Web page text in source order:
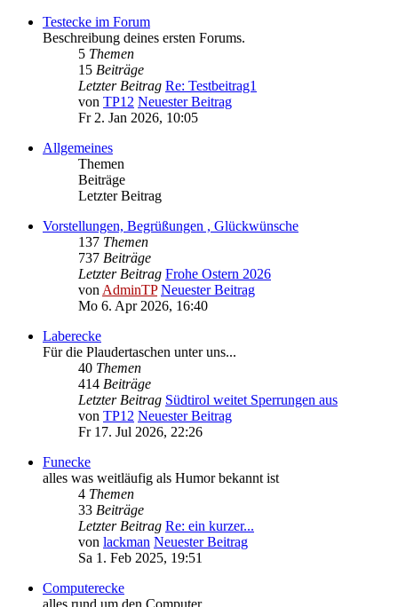
Testecke im Forum
Beschreibung deines ersten Forums.
5 Themen
15 Beiträge
Letzter Beitrag Re: Testbeitrag1
von TP12 Neuester Beitrag
Fr 2. Jan 2026, 10:05
Allgemeines
Themen
Beiträge
Letzter Beitrag
Vorstellungen, Begrüßungen , Glückwünsche
137 Themen
737 Beiträge
Letzter Beitrag Frohe Ostern 2026
von AdminTP Neuester Beitrag
Mo 6. Apr 2026, 16:40
Laberecke
Für die Plaudertaschen unter uns...
40 Themen
414 Beiträge
Letzter Beitrag Südtirol weitet Sperrungen aus
von TP12 Neuester Beitrag
Fr 17. Jul 2026, 22:26
Funecke
alles was weitläufig als Humor bekannt ist
4 Themen
33 Beiträge
Letzter Beitrag Re: ein kurzer...
von lackman Neuester Beitrag
Sa 1. Feb 2025, 19:51
Computerecke
alles rund um den Computer